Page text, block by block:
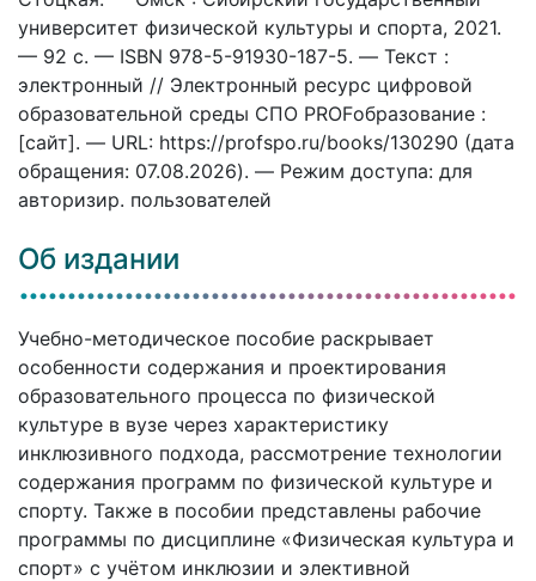
университет физической культуры и спорта, 2021.
— 92 c. — ISBN 978-5-91930-187-5. — Текст :
электронный // Электронный ресурс цифровой
образовательной среды СПО PROFобразование :
[сайт]. — URL: https://profspo.ru/books/130290 (дата
обращения: 07.08.2026). — Режим доступа: для
авторизир. пользователей
Об издании
Учебно-методическое пособие раскрывает
особенности содержания и проектирования
образовательного процесса по физической
культуре в вузе через характеристику
инклюзивного подхода, рассмотрение технологии
содержания программ по физической культуре и
спорту. Также в пособии представлены рабочие
программы по дисциплине «Физическая культура и
спорт» с учётом инклюзии и элективной